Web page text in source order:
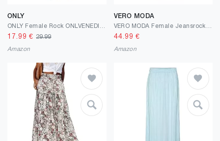
ONLY
17.99 €29.99
Amazon
VERO MODA
44.99 €
Amazon